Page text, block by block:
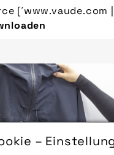
–
[´www.vaude.com